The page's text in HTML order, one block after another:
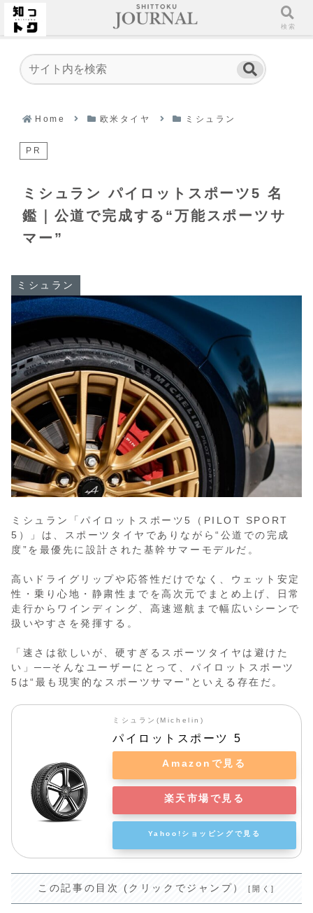
Home 欧米タイヤ ミシュラン
PR
ミシュラン パイロットスポーツ5 名
鑑｜公道で完成する“万能スポーツサ
マー”
ミシュラン
ミシュラン「パイロットスポーツ5（PILOT SPORT
5）」は、スポーツタイヤでありながら“公道での完成
度”を最優先に設計された基幹サマーモデルだ。
高いドライグリップや応答性だけでなく、ウェット安定
性・乗り心地・静粛性までを高次元でまとめ上げ、日常
走行からワインディング、高速巡航まで幅広いシーンで
扱いやすさを発揮する。
「速さは欲しいが、硬すぎるスポーツタイヤは避けた
い」──そんなユーザーにとって、パイロットスポーツ
5は“最も現実的なスポーツサマー”といえる存在だ。
ミシュラン(Michelin)
パイロットスポーツ 5
Amazonで見る
楽天市場で見る
Yahoo!ショッピングで見る
この記事の目次 (クリックでジャンプ）
ホーム 検索